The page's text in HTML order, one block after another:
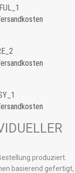
produziert.
basierend gefertigt,